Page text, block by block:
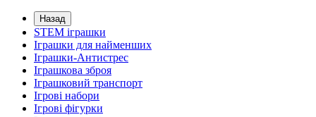
Назад
STEM іграшки
Іграшки для найменших
Іграшки-Антистрес
Іграшкова зброя
Іграшковий транспорт
Ігрові набори
Ігрові фігурки